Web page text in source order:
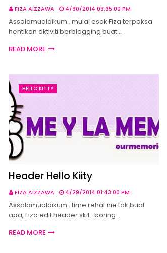
FIZA AIZZAWA 4/30/2014 03:35:00 PM
Assalamualaikum.. mulai esok Fiza terpaksa
hentikan aktiviti berblogging buat…
READ MORE
HELLO KITTY
Header Hello Kiity
FIZA AIZZAWA 4/29/2014 01:43:00 PM
Assalamualaikum.. time rehat nie tak buat
apa, Fiza edit header skit.. boring…
READ MORE